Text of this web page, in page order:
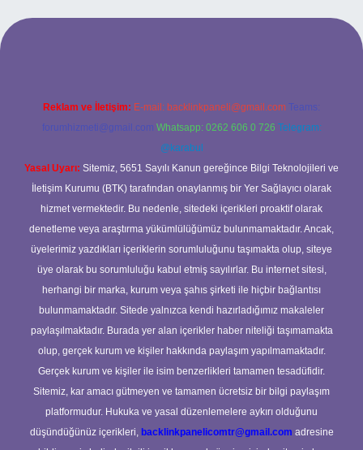
Reklam ve İletişim: E-mail: backlinkpaneli@gmail.com Teams:
forumhizmeti@gmail.com Whatsapp: 0262 606 0 726 Telegram:
@karabul
Yasal Uyarı: Sitemiz, 5651 Sayılı Kanun gereğince Bilgi Teknolojileri ve
İletişim Kurumu (BTK) tarafından onaylanmış bir Yer Sağlayıcı olarak
hizmet vermektedir. Bu nedenle, sitedeki içerikleri proaktif olarak
denetleme veya araştırma yükümlülüğümüz bulunmamaktadır. Ancak,
üyelerimiz yazdıkları içeriklerin sorumluluğunu taşımakta olup, siteye
üye olarak bu sorumluluğu kabul etmiş sayılırlar. Bu internet sitesi,
herhangi bir marka, kurum veya şahıs şirketi ile hiçbir bağlantısı
bulunmamaktadır. Sitede yalnızca kendi hazırladığımız makaleler
paylaşılmaktadır. Burada yer alan içerikler haber niteliği taşımamakta
olup, gerçek kurum ve kişiler hakkında paylaşım yapılmamaktadır.
Gerçek kurum ve kişiler ile isim benzerlikleri tamamen tesadüfidir.
Sitemiz, kar amacı gütmeyen ve tamamen ücretsiz bir bilgi paylaşım
platformudur. Hukuka ve yasal düzenlemelere aykırı olduğunu
düşündüğünüz içerikleri, backlinkpanelicomtr@gmail.com adresine